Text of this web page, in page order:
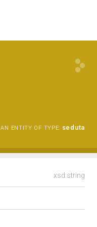
AN ENTITY OF TYPE: seduta
xsd:string